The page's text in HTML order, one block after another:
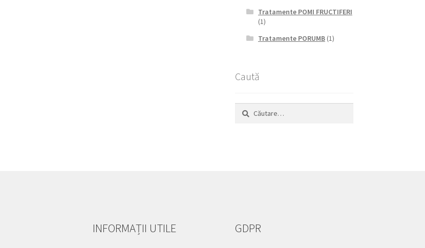
Tratamente POMI FRUCTIFERI
(1)
Tratamente PORUMB(1)
Caută
Caută
INFORMAȚII UTILE GDPR